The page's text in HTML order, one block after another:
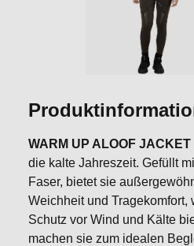
WARM UP ALOOF JACKET
die kalte Jahreszeit. Gefüllt
Faser, bietet sie
Weichheit und
Schutz vor Wind und Kälte
machen sie zum idealen